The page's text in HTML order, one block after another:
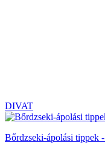
DIVAT
Bőrdzseki-ápolási tippek